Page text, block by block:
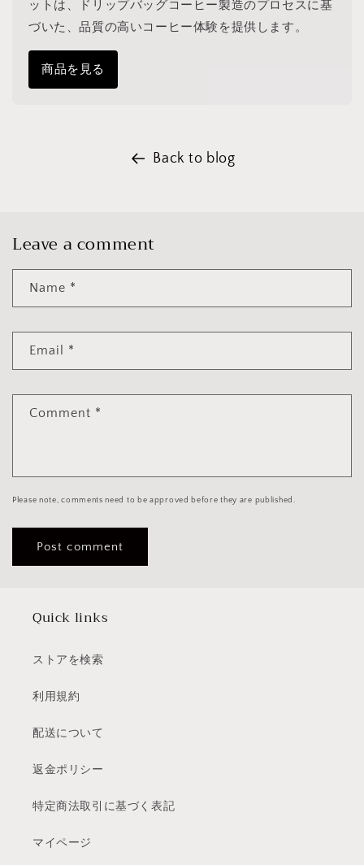
ットは、ドリップバッグコーヒー製造のプロセスに基
づいた、品質の高いコーヒー体験を提供します。
商品を見る
Back to blog
Leave a comment
Name *
Email *
Comment *
Please note, comments need to be approved before they are published.
Quick links
ストアを検索
利用規約
配送について
返金ポリシー
特定商法取引に基づく表記
マイページ